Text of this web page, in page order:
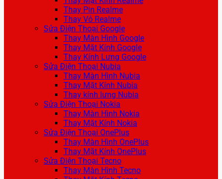
Thay Pin Realme
Thay Vỏ Realme
Sửa Điện Thoại Google
Thay Màn Hình Google
Thay Mặt Kính Google
Thay Kính Lưng Google
Sửa Điện Thoại Nubia
Thay Màn Hình Nubia
Thay Mặt Kính Nubia
Thay kính lưng Nubia
Sửa Điện Thoại Nokia
Thay Màn Hình Nokia
Thay Mặt Kính Nokia
Sửa Điện Thoại OnePlus
Thay Màn Hình OnePlus
Thay Mặt Kính OnePlus
Sửa Điện Thoại Tecno
Thay Màn Hình Tecno